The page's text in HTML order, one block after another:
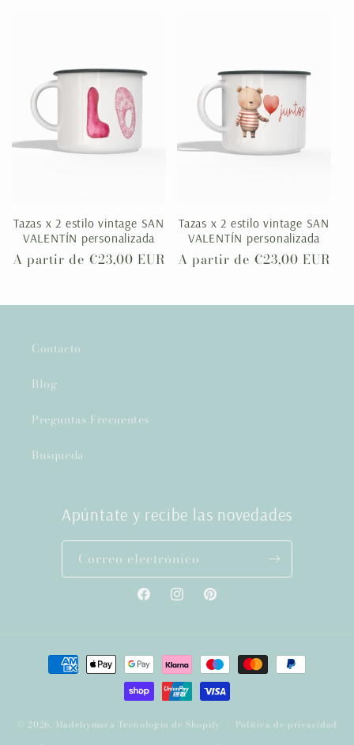
Tazas x 2 estilo vintage SAN
VALENTÍN personalizada
Precio
A partir de €23,00 EUR
Tazas x 2 estilo vintage SAN
VALENTÍN personalizada
Precio
A partir de €23,00 EUR
Contacto
Blog
Preguntas Frecuentes
Busqueda
Apúntate y recibe las novedades
Correo electrónico
FacebookInstagramPinterest
Formas
© 2026, Madebymaca Tecnología de Shopify
Política de privacidad